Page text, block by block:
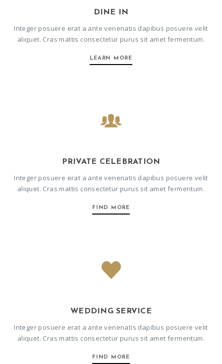
DINE IN
Integer posuere erat a ante venenatis dapibus posuere velit
aliquet. Cras mattis consectetur purus sit amet fermentum.
LEARN MORE
PRIVATE CELEBRATION
Integer posuere erat a ante venenatis dapibus posuere velit
aliquet. Cras mattis consectetur purus sit amet fermentum.
FIND MORE
WEDDING SERVICE
Integer posuere erat a ante venenatis dapibus posuere velit
aliquet. Cras mattis consectetur purus sit amet fermentum.
FIND MORE